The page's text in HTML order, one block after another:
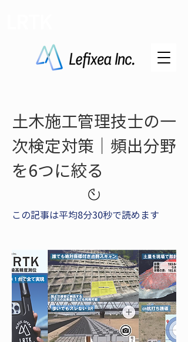
土木施工管理技士の一
次検定対策｜頻出分野
を6つに絞る
この記事は平均8分30秒で読めます